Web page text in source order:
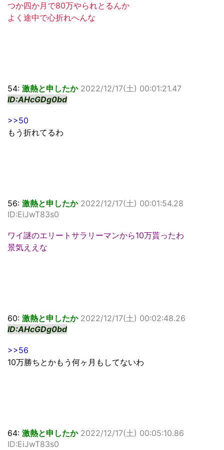
つか四か月で80万やられとるんか
よく途中で心折れへんな
54: 激熱と申したか 2022/12/17(土) 00:01:21.47
ID:AHcGDg0bd
>>50
もう折れてるわ
56: 激熱と申したか 2022/12/17(土) 00:01:54.28
ID:EiJwT83s0
ワイ謎のエリートサラリーマンから10万貰ったわ
景気ええな
60: 激熱と申したか 2022/12/17(土) 00:02:48.26
ID:AHcGDg0bd
>>56
10万勝ちとかもう何ヶ月もしてないわ
64: 激熱と申したか 2022/12/17(土) 00:05:10.86
ID:EiJwT83s0